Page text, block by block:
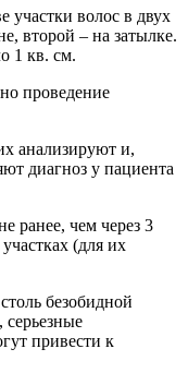
участки волос в двух
второй – на затылке.
1 кв. см.
проведение
анализируют и,
диагноз у пациента
ранее, чем через 3
(для их
безобидной
серьезные
привести к